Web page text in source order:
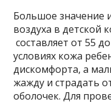
Большое значение
воздуха в детской
составляет от 55
условиях кожа
дискомфорта, а
жажду и страдать
оболочек. Для